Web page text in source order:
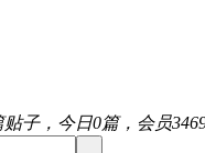
贴子，今日0篇，会员